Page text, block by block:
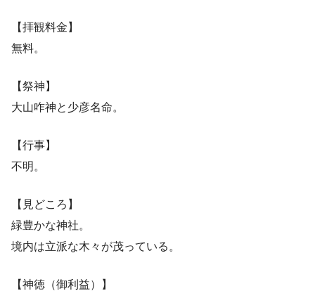
【拝観料金】
無料。
【祭神】
大山咋神と少彦名命。
【行事】
不明。
【見どころ】
緑豊かな神社。
境内は立派な木々が茂っている。
【神徳（御利益）】